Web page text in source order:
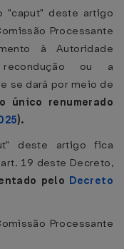
"caput" deste artigo
Processante
à Autoridade
recondução ou a
se dará por meio de
único renumerado
).
deste artigo fica
19 deste Decreto,
pelo Decreto
Processante